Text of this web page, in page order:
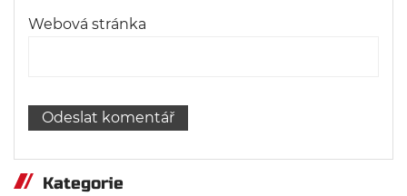
Webová stránka
Kategorie